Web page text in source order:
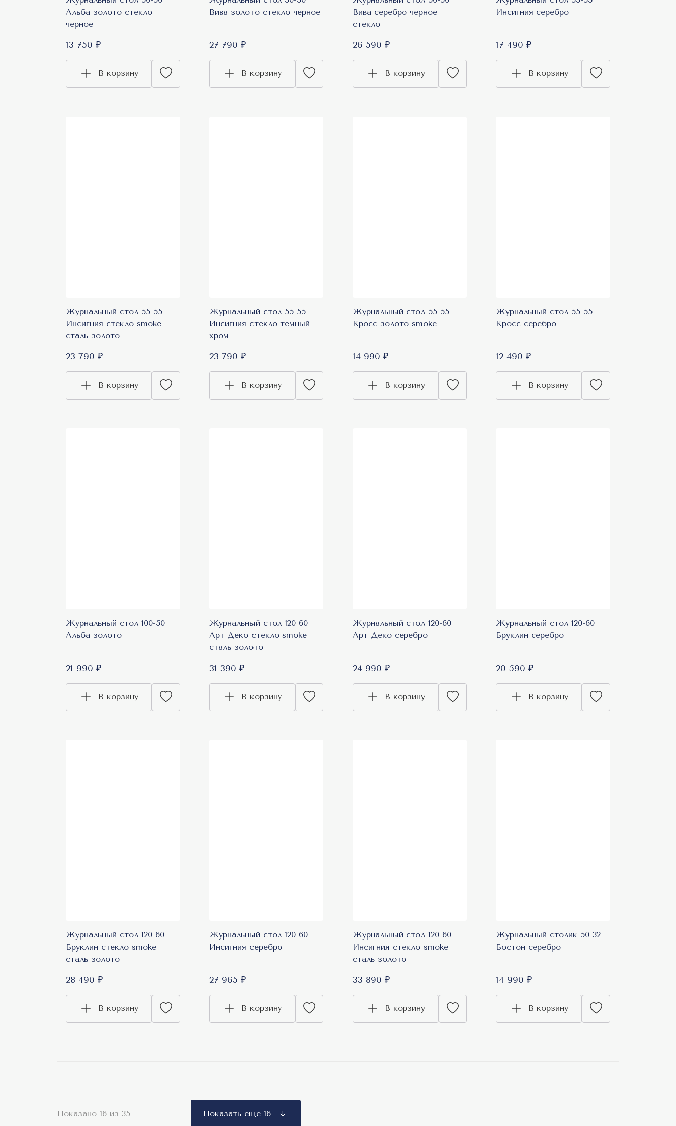
Альба золото стекло
черное
13 750 ₽
В корзину
Вива золото стекло черное
27 790 ₽
В корзину
Вива серебро черное
стекло
26 590 ₽
В корзину
Инсигния серебро
17 490 ₽
В корзину
Журнальный стол 55-55
Инсигния стекло smoke
сталь золото
23 790 ₽
В корзину
Журнальный стол 55-55
Инсигния стекло темный
хром
23 790 ₽
В корзину
Журнальный стол 55-55
Кросс золото smoke
14 990 ₽
В корзину
Журнальный стол 55-55
Кросс серебро
12 490 ₽
В корзину
Журнальный стол 100-50
Альба золото
21 990 ₽
В корзину
Журнальный стол 120 60
Арт Деко стекло smoke
сталь золото
31 390 ₽
В корзину
Журнальный стол 120-60
Арт Деко серебро
24 990 ₽
В корзину
Журнальный стол 120-60
Бруклин серебро
20 590 ₽
В корзину
Журнальный стол 120-60
Бруклин стекло smoke
сталь золото
28 490 ₽
В корзину
Журнальный стол 120-60
Инсигния серебро
27 965 ₽
В корзину
Журнальный стол 120-60
Инсигния стекло smoke
сталь золото
33 890 ₽
В корзину
Журнальный столик 50-32
Бостон серебро
14 990 ₽
В корзину
Показано 16 из 35 Показать еще 16